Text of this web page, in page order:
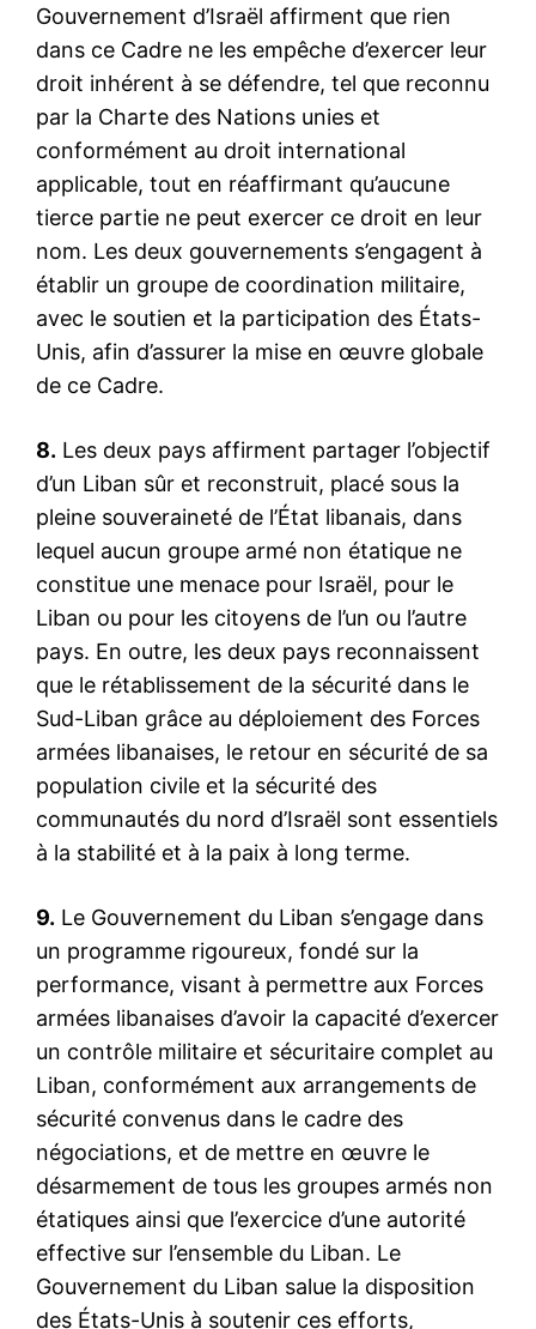
le1.ma
l'intelligence de
l'information
S'ABONNER MAINTENANT
Insight Publications
À propos
Nous contacter
Formules d’abonnement
Gouvernement d’Israël affirment que rien
dans ce Cadre ne les empêche d’exercer leur
droit inhérent à se défendre, tel que reconnu
par la Charte des Nations unies et
conformément au droit international
applicable, tout en réaffirmant qu’aucune
tierce partie ne peut exercer ce droit en leur
nom. Les deux gouvernements s’engagent à
établir un groupe de coordination militaire,
avec le soutien et la participation des États-
Unis, afin d’assurer la mise en œuvre globale
de ce Cadre.
8. Les deux pays affirment partager l’objectif
d’un Liban sûr et reconstruit, placé sous la
pleine souveraineté de l’État libanais, dans
lequel aucun groupe armé non étatique ne
constitue une menace pour Israël, pour le
Liban ou pour les citoyens de l’un ou l’autre
pays. En outre, les deux pays reconnaissent
que le rétablissement de la sécurité dans le
Sud-Liban grâce au déploiement des Forces
armées libanaises, le retour en sécurité de sa
population civile et la sécurité des
communautés du nord d’Israël sont essentiels
à la stabilité et à la paix à long terme.
9. Le Gouvernement du Liban s’engage dans
un programme rigoureux, fondé sur la
performance, visant à permettre aux Forces
armées libanaises d’avoir la capacité d’exercer
un contrôle militaire et sécuritaire complet au
Liban, conformément aux arrangements de
sécurité convenus dans le cadre des
négociations, et de mettre en œuvre le
désarmement de tous les groupes armés non
étatiques ainsi que l’exercice d’une autorité
effective sur l’ensemble du Liban. Le
Gouvernement du Liban salue la disposition
des États-Unis à soutenir ces efforts,